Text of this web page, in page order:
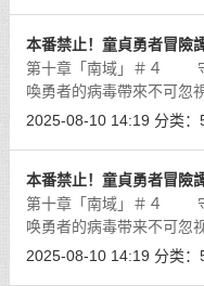
本番禁止！童貞勇者冒險
第十章「南域」＃４
喚勇者的病毒帶來不可忽
细]
2025-08-10 14:19 分类：
本番禁止！童貞勇者冒險
第十章「南域」＃４
唤勇者的病毒带来不可忽
细]
2025-08-10 14:19 分类：